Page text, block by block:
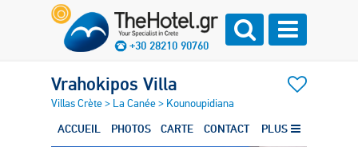
+30 28210 90760
Vrahokipos Villa
Villas Crète> La Canée> Kounoupidiana
ACCUEIL PHOTOS CARTE CONTACT PLUS